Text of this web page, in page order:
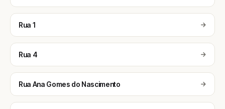
Rua 1
Rua 4
Rua Ana Gomes do Nascimento